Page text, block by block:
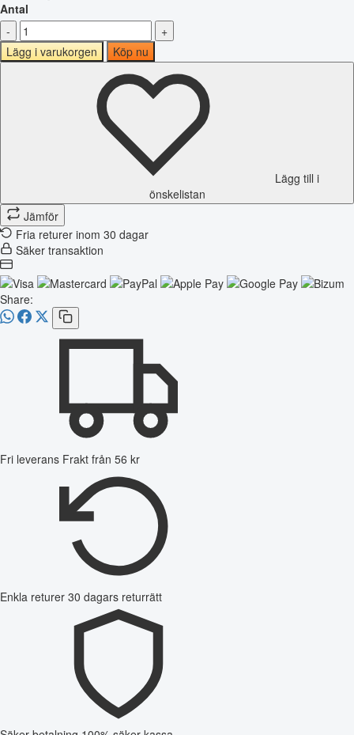
Antal
-
+
Lägg i varukorgen
Köp nu
Lägg till i
önskelistan
Jämför
Fria returer inom 30 dagar
Säker transaktion
Share:
Fri leverans Frakt från 56 kr
Enkla returer 30 dagars returrätt